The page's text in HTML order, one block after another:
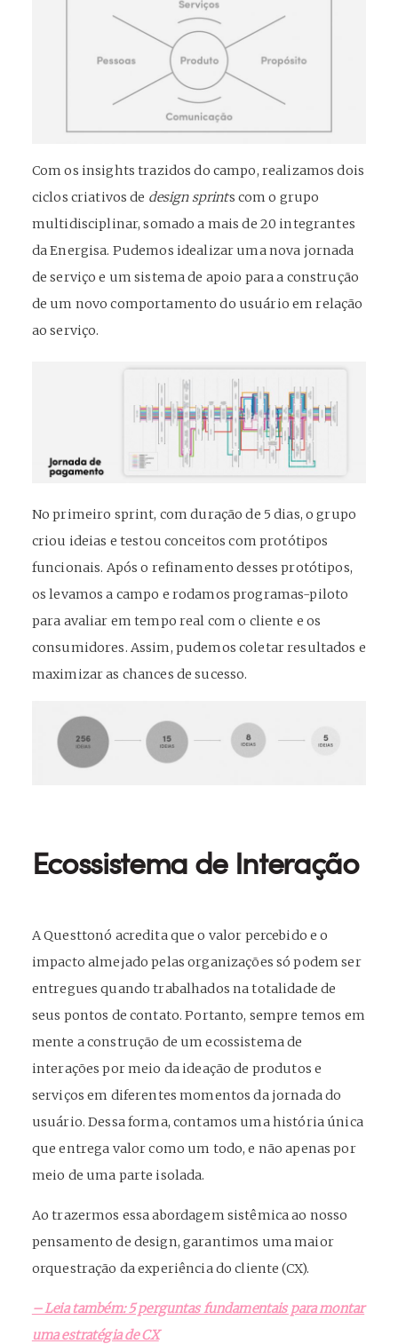
Com os insights trazidos do campo, realizamos dois
ciclos criativos de design sprints com o grupo
multidisciplinar, somado a mais de 20 integrantes
da Energisa. Pudemos idealizar uma nova jornada
de serviço e um sistema de apoio para a construção
de um novo comportamento do usuário em relação
ao serviço.
No primeiro sprint, com duração de 5 dias, o grupo
criou ideias e testou conceitos com protótipos
funcionais. Após o refinamento desses protótipos,
os levamos a campo e rodamos programas-piloto
para avaliar em tempo real com o cliente e os
consumidores. Assim, pudemos coletar resultados e
maximizar as chances de sucesso.
Ecossistema de Interação
A Questtonó acredita que o valor percebido e o
impacto almejado pelas organizações só podem ser
entregues quando trabalhados na totalidade de
seus pontos de contato.Portanto, sempre temos em
mente a construção de um ecossistema de
interações por meio da ideação de produtos e
serviços em diferentes momentos da jornada do
usuário. Dessa forma, contamos uma história única
que entrega valor como um todo, e não apenas por
meio de uma parte isolada.
Ao trazermos essa abordagem sistêmica ao nosso
pensamento de design, garantimos uma maior
orquestração da experiência do cliente (CX).
– Leia também: 5 perguntas fundamentais para montar
uma estratégia de CX